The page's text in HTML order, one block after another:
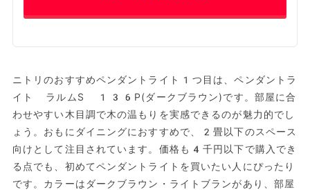
ニトリのおすすめペンダントライト1つ目は、ペンダントラ
イト ラルムS 136P(ダークブラウン)です。部屋に合
わせやすい木目調で木の温もりを実感できるのが魅力的でし
ょう。おもにダイニングにおすすめで、2畳以下のスペース
向けとして注目されています。価格も4千円以下で購入でき
る点でも、初めてペンダントライトを買いたい人にぴったり
です。カラーはダークブラウン・ライトブランがあり、部屋